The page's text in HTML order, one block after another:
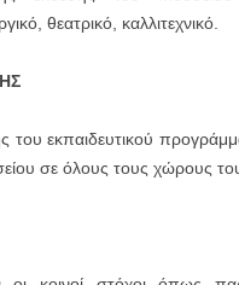
θεατρικό, καλλιτεχνικό.
εκπαιδευτικού
σε όλους τους χώρους